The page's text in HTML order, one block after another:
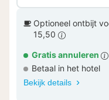
Optioneel ontbijt
15,50
Gratis annuleren
Betaal in het hotel
Bekijk details